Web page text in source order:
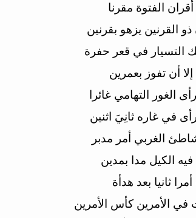
الفتوة مقرنا
القرنين يزهو بقرنين
التسيار في قعر حفرة
إلا أن تفوز بعمرين
الغور التهامي غائرا
في غاره ثانِيَ اثنين
الغربي أمر مدبر
الكيل مدا بمدين
ثانيا بعد هدأة
في الأمرين كأس الأمرين